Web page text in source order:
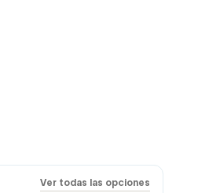
Ver todas las opciones